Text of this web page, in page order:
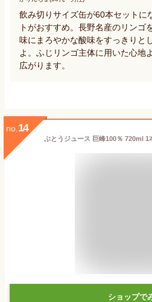
飲み切りサイズ缶が60本セットに
トがおすすめ。長野名産のリンゴ
味にまろやかな酸味をすっきりと
よ。ふじリンゴ主体に用いた心地
広がります。
no. 14
ショップで